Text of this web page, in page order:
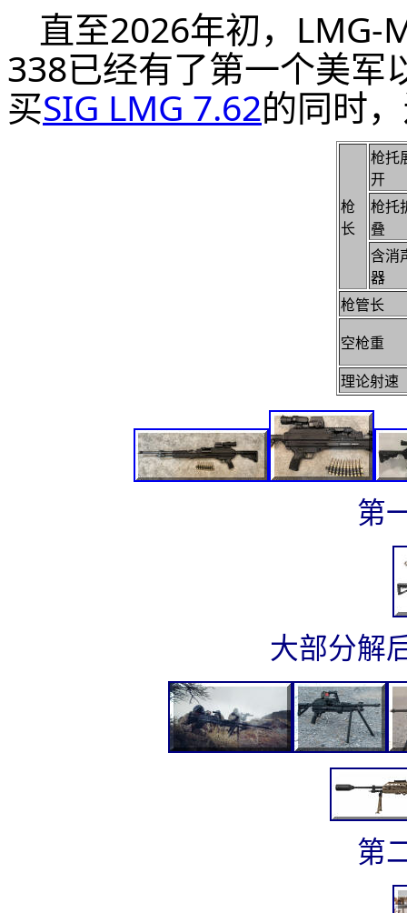
直至2026年初，LMG-
338已经有了第一个美军
买SIG LMG 7.62的同时
枪
长
枪托
开
枪托
叠
含消
器
枪管长
空枪重
理论射速
第
大部分解
第